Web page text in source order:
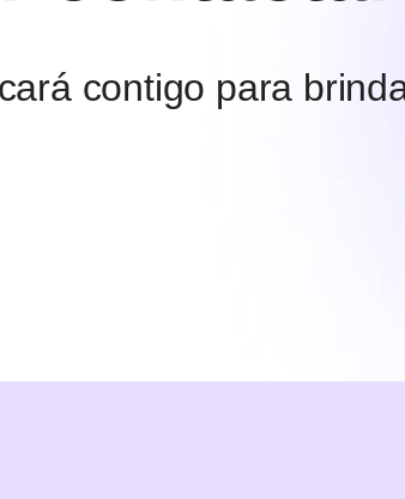
contigo para